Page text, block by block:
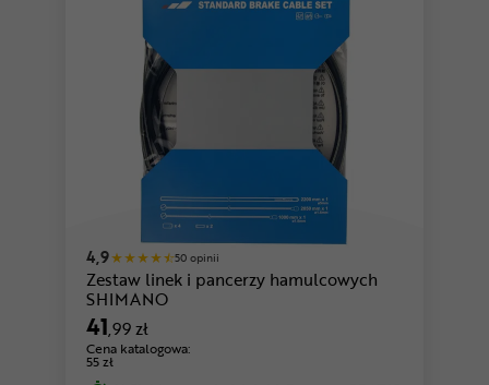
4,9 50 opinii
Zestaw linek i pancerzy hamulcowych
SHIMANO
41,99 zł
Cena katalogowa:
55 zł